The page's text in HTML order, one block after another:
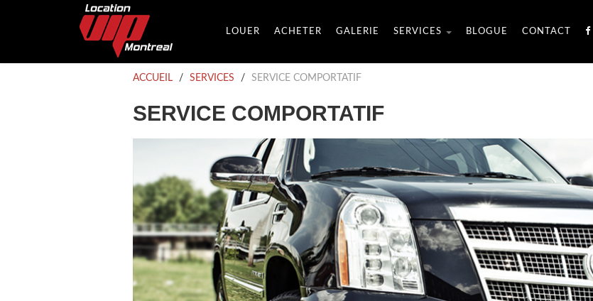
LOUER ACHETER GALERIE SERVICES BLOGUE CONTACT
ACCUEIL / SERVICES / SERVICE COMPORTATIF
SERVICE COMPORTATIF